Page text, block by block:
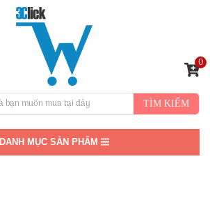
TÌM KIẾM
0
DANH MỤC SẢN PHẨM